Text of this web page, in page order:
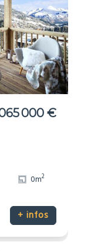
000 €
0m2
+ infos